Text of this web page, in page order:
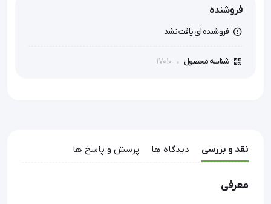
فروشنده
فروشنده ای یافت نشد
شناسه محصول 17010
نقد و بررسی دیدگاه ها پرسش و پاسخ ها
معرفی